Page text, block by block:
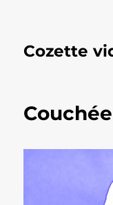
Cozette